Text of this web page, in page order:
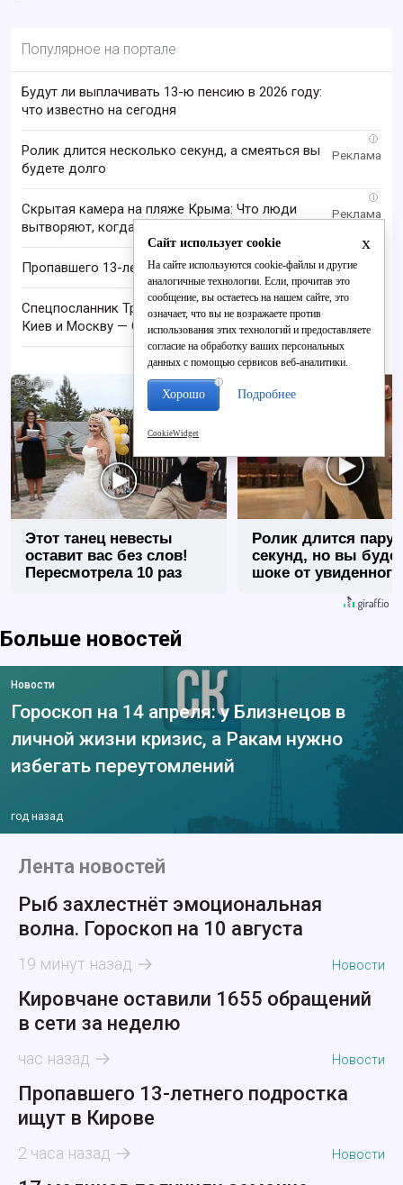
Популярное на портале
Будут ли выплачивать 13-ю пенсию в 2026 году:
что известно на сегодня
i
Ролик длится несколько секунд, а смеяться вы
будете долго
i
Скрытая камера на пляже Крыма: Что люди
вытворяют, когда их не видят...
Пропавшего 13-летнего подростка ищут в Кирове
Спецпосланник Трампа и Кушнер могут посетить
Киев и Москву — СМИ
i
Этот танец невесты
оставит вас без слов!
Пересмотрела 10 раз
Ролик длится пару
секунд, но вы
шоке от увиденного
Больше новостей
Новости
Гороскоп на 14 апреля: у Близнецов в
личной жизни кризис, а Ракам нужно
избегать переутомлений
год назад
Лента новостей
Рыб захлестнёт эмоциональная
волна. Гороскоп на 10 августа
19 минут назад Новости
Кировчане оставили 1655 обращений
в сети за неделю
час назад Новости
Пропавшего 13-летнего подростка
ищут в Кирове
2 часа назад Новости
x
Сайт использует cookie
На сайте используются cookie-файлы и другие
аналогичные технологии. Если, прочитав это
сообщение, вы остаетесь на нашем сайте, это
означает, что вы не возражаете против
использования этих технологий и предоставляете
согласие на обработку ваших персональных
данных с помощью сервисов веб-аналитики.
Хорошо Подробнее
CookieWidget